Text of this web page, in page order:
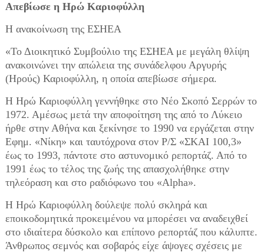
Απεβίωσε η Ηρώ Καριοφύλλη
Η ανακοίνωση της ΕΣΗΕΑ
«Το Διοικητικό Συμβούλιο της ΕΣΗΕΑ με μεγάλη θλίψη
ανακοινώνει την απώλεια της συνάδελφου Αργυρής
(Ηρούς) Καριοφύλλη, η οποία απεβίωσε σήμερα.
Η Ηρώ Καριοφύλλη γεννήθηκε στο Νέο Σκοπό Σερρών το
1972. Αμέσως μετά την αποφοίτηση της από το Λύκειο
ήρθε στην Αθήνα και ξεκίνησε το 1990 να εργάζεται στην
Εφημ. «Νίκη» και ταυτόχρονα στον Ρ/Σ «ΣΚΑΙ 100,3»
έως το 1993, πάντοτε στο αστυνομικό ρεπορτάζ. Από το
1991 έως το τέλος της ζωής της απασχολήθηκε στην
τηλεόραση και στο ραδιόφωνο του «Alpha».
Η Ηρώ Καριοφύλλη δούλεψε πολύ σκληρά και
εποικοδομητικά προκειμένου να μπορέσει να αναδειχθεί
στο ιδιαίτερα δύσκολο και επίπονο ρεπορτάζ που κάλυπτε.
Άνθρωπος σεμνός και σοβαρός είχε άψογες σχέσεις με